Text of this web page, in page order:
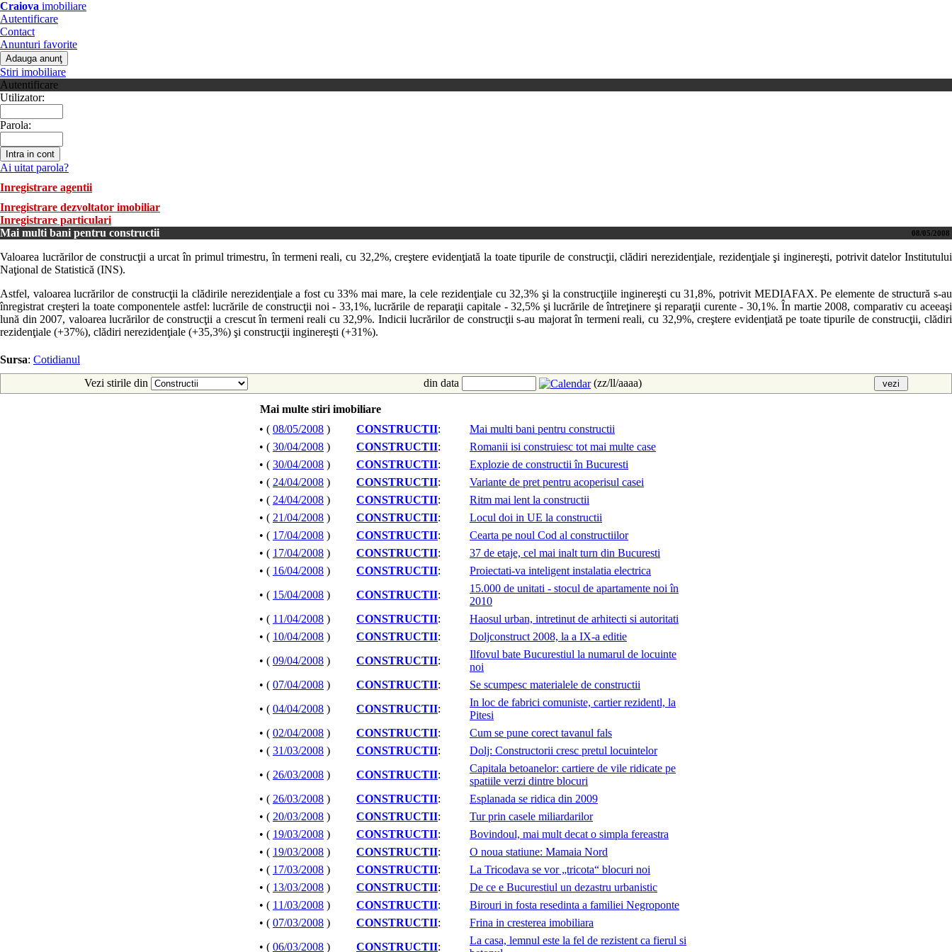
Craiova imobiliare
Autentificare
Contact
Anunturi favorite
Stiri imobiliare
Autentificare
Utilizator:
Parola:
Ai uitat parola?
Inregistrare agentii
Inregistrare dezvoltator imobiliar
Inregistrare particulari
Mai multi bani pentru constructii
08/05/2008
Valoarea lucrărilor de construcţii a urcat în primul trimestru, în termeni reali, cu 32,2%, creştere evidenţiată la toate tipurile de construcţii, clădiri nerezidenţiale, rezidenţiale şi inginereşti, potrivit datelor Institutului
Naţional de Statistică (INS).
Astfel, valoarea lucrărilor de construcţii la clădirile nerezidenţiale a fost cu 33% mai mare, la cele rezidenţiale cu 32,3% şi la construcţiile inginereşti cu 31,8%, potrivit MEDIAFAX. Pe elemente de structură s-au
înregistrat creşteri la toate componentele astfel: lucrările de construcţii noi - 33,1%, lucrările de reparaţii capitale - 32,5% şi lucrările de întreţinere şi reparaţii curente - 30,1%. În martie 2008, comparativ cu aceeaşi
lună din 2007, valoarea lucrărilor de construcţii a crescut în termeni reali cu 32,9%. Indicii lucrărilor de construcţii s-au majorat în termeni reali, cu 32,9%, creştere evidenţiată pe toate tipurile de construcţii, clădiri
rezidenţiale (+37%), clădiri nerezidenţiale (+35,3%) şi construcţii inginereşti (+31%).
Sursa: Cotidianul
Vezi stirile din
din data (zz/ll/aaaa)
Mai multe stiri imobiliare
• ( 08/05/2008 ) CONSTRUCTII:
Mai multi bani pentru constructii
• ( 30/04/2008 ) CONSTRUCTII:
Romanii isi construiesc tot mai multe case
• ( 30/04/2008 ) CONSTRUCTII:
Explozie de constructii în Bucuresti
• ( 24/04/2008 ) CONSTRUCTII:
Variante de pret pentru acoperisul casei
• ( 24/04/2008 ) CONSTRUCTII:
Ritm mai lent la constructii
• ( 21/04/2008 ) CONSTRUCTII:
Locul doi in UE la constructii
• ( 17/04/2008 ) CONSTRUCTII:
Cearta pe noul Cod al constructiilor
• ( 17/04/2008 ) CONSTRUCTII:
37 de etaje, cel mai inalt turn din Bucuresti
• ( 16/04/2008 ) CONSTRUCTII:
Proiectati-va inteligent instalatia electrica
• ( 15/04/2008 ) CONSTRUCTII:
15.000 de unitati - stocul de apartamente noi în
2010
• ( 11/04/2008 ) CONSTRUCTII:
Haosul urban, intretinut de arhitecti si autoritati
• ( 10/04/2008 ) CONSTRUCTII:
Doljconstruct 2008, la a IX-a editie
• ( 09/04/2008 ) CONSTRUCTII:
Ilfovul bate Bucurestiul la numarul de locuinte
noi
• ( 07/04/2008 ) CONSTRUCTII:
Se scumpesc materialele de constructii
• ( 04/04/2008 ) CONSTRUCTII:
In loc de fabrici comuniste, cartier rezidentl, la
Pitesi
• ( 02/04/2008 ) CONSTRUCTII:
Cum se pune corect tavanul fals
• ( 31/03/2008 ) CONSTRUCTII:
Dolj: Constructorii cresc pretul locuintelor
• ( 26/03/2008 ) CONSTRUCTII:
Capitala betoanelor: cartiere de vile ridicate pe
spatiile verzi dintre blocuri
• ( 26/03/2008 ) CONSTRUCTII:
Esplanada se ridica din 2009
• ( 20/03/2008 ) CONSTRUCTII:
Tur prin casele miliardarilor
• ( 19/03/2008 ) CONSTRUCTII:
Bovindoul, mai mult decat o simpla fereastra
• ( 19/03/2008 ) CONSTRUCTII:
O noua statiune: Mamaia Nord
• ( 17/03/2008 ) CONSTRUCTII:
La Tricodava se vor „tricota“ blocuri noi
• ( 13/03/2008 ) CONSTRUCTII:
De ce e Bucurestiul un dezastru urbanistic
• ( 11/03/2008 ) CONSTRUCTII:
Birouri in fosta resedinta a familiei Negroponte
• ( 07/03/2008 ) CONSTRUCTII:
Frina in cresterea imobiliara
• ( 06/03/2008 ) CONSTRUCTII:
La casa, lemnul este la fel de rezistent ca fierul si